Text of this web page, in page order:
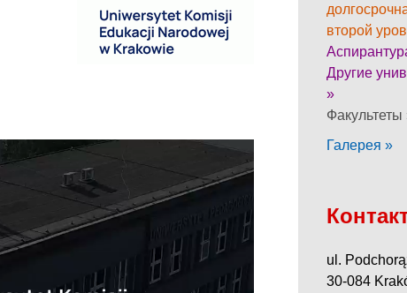
второй
Другие
»
Факультеты
Галерея »
ul.
30-084